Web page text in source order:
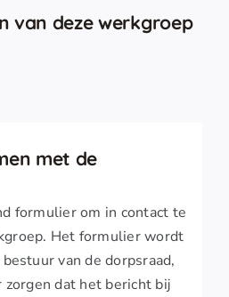
van deze werkgroep
met de
formulier om in contact te
Het formulier wordt
van de dorpsraad,
dat het bericht bij